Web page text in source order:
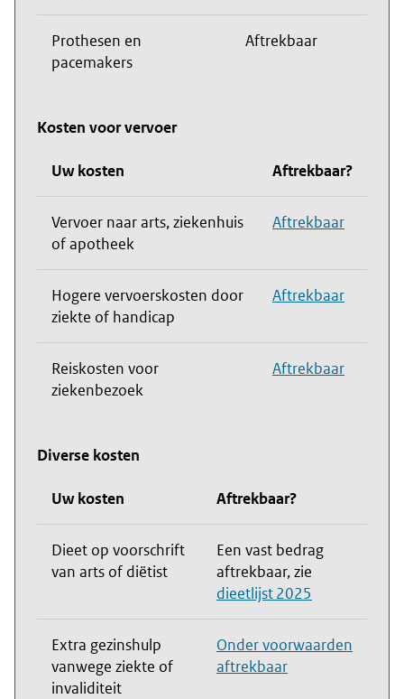
Prothesen en
pacemakers
Aftrekbaar
Kosten voor vervoer
Uw kosten Aftrekbaar?
Vervoer naar arts, ziekenhuis
of apotheek
Aftrekbaar
Hogere vervoerskosten door
ziekte of handicap
Aftrekbaar
Reiskosten voor
ziekenbezoek
Aftrekbaar
Diverse kosten
Uw kosten Aftrekbaar?
Dieet op voorschrift
van arts of diëtist
Een vast bedrag
aftrekbaar, zie
dieetlijst 2025
Extra gezinshulp
vanwege ziekte of
invaliditeit
Onder voorwaarden
aftrekbaar